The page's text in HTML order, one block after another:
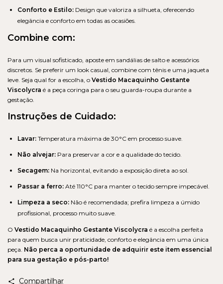
Conforto e Estilo: Design que valoriza a silhueta, oferecendo
elegância e conforto em todas as ocasiões.
Combine com:
Para um visual sofisticado, aposte em sandálias de salto e acessórios
discretos. Se preferir um look casual, combine com tênis e uma jaqueta
leve. Seja qual for a escolha, o Vestido Macaquinho Gestante
Viscolycra é a peça coringa para o seu guarda-roupa durante a
gestação.
Instruções de Cuidado:
Lavar: Temperatura máxima de 30°C em processo suave.
Não alvejar: Para preservar a cor e a qualidade do tecido.
Secagem: Na horizontal, evitando a exposição direta ao sol.
Passar a ferro: Até 110°C para manter o tecido sempre impecável.
Limpeza a seco: Não é recomendada; prefira limpeza a úmido
profissional, processo muito suave.
O Vestido Macaquinho Gestante Viscolycra é a escolha perfeita
para quem busca unir praticidade, conforto e elegância em uma única
peça. Não perca a oportunidade de adquirir este item essencial
para sua gestação e pós-parto!
Compartilhar